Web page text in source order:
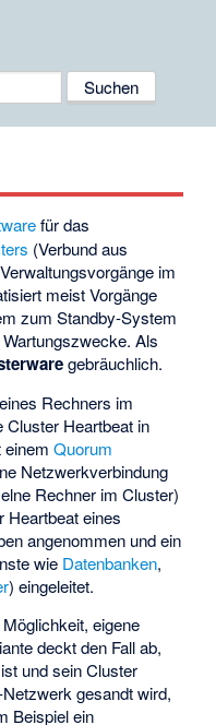
für das
(Verbund aus
im
meist Vorgänge
zumStandby-System
Als
gebräuchlich.
Rechners im
Cluster Heartbeat in
einemQuorum
Netzwerkverbindung
Rechner im Cluster)
Heartbeat eines
angenommen und ein
wie Datenbanken,
) eingeleitet.
eigene
deckt den Fall ab,
und sein Cluster
gesandt wird,
Beispiel ein